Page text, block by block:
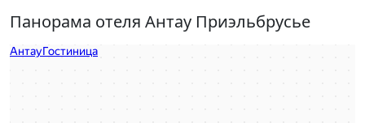
Панорама отеля Антау Приэльбрусье